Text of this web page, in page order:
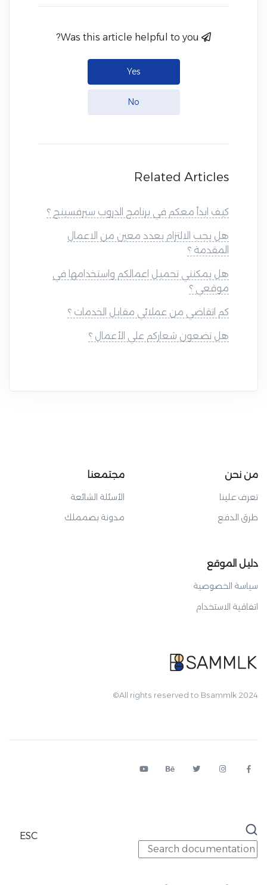
Was this article helpful to you?
Yes
No
Related Articles
كيف ابدأ معكم في برنامج الدروب سيرفسينج ؟
هل يجب الالتزام بعدد معين من الاعمال
المقدمة ؟
هل يمكنني تحميل اعمالكم واستخدامها في
موقعي ؟
كم اتقاضي من عملائي مقابل الخدمات ؟
هل تضعون شعاركم علي الأعمال ؟
من نحن
تعرف علينا
طرق الدفع
مجتمعنا
الأسئلة الشائعة
مدونة بصمملك
دليل الموقع
سياسة الخصوصية
اتفاقية الاستخدام
All rights reserved to Bsammlk 2024©
ESC